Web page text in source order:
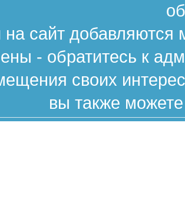
на сайт
- обратитесь к
своих
вы также